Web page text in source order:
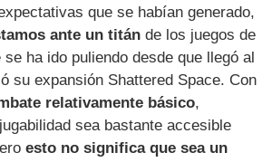
que se habían generado,
ante un titán de los juegos de
ha ido puliendo desde que llegó al
su expansión Shattered Space. Con
relativamente básico,
sea bastante accesible
esto no significa que sea un